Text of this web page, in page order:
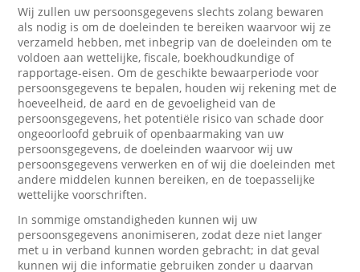
Wij zullen uw persoonsgegevens slechts zolang bewaren
als nodig is om de doeleinden te bereiken waarvoor wij ze
verzameld hebben, met inbegrip van de doeleinden om te
voldoen aan wettelijke, fiscale, boekhoudkundige of
rapportage-eisen. Om de geschikte bewaarperiode voor
persoonsgegevens te bepalen, houden wij rekening met de
hoeveelheid, de aard en de gevoeligheid van de
persoonsgegevens, het potentiële risico van schade door
ongeoorloofd gebruik of openbaarmaking van uw
persoonsgegevens, de doeleinden waarvoor wij uw
persoonsgegevens verwerken en of wij die doeleinden met
andere middelen kunnen bereiken, en de toepasselijke
wettelijke voorschriften.
In sommige omstandigheden kunnen wij uw
persoonsgegevens anonimiseren, zodat deze niet langer
met u in verband kunnen worden gebracht; in dat geval
kunnen wij die informatie gebruiken zonder u daarvan